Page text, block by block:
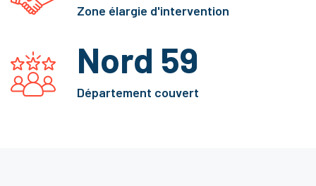
Zone élargie d'intervention
Nord 59
Département couvert